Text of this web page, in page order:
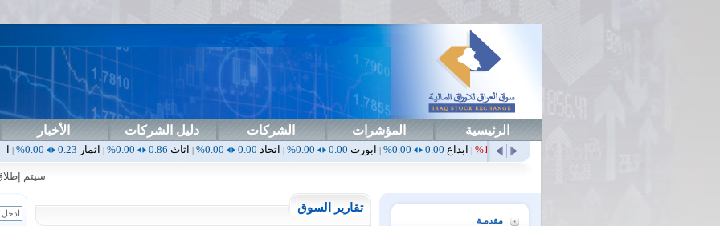
الرئيسية المؤشرات الشركات دليل الشركات الأخبار
ابداع 0.00
0.00%
|ابورت0.00
0.00%
|اتحاد 0.00%
|اثاث0.86
0.00%
|اثمار 0.00%
|ارامس2.30
سيتم إطلاق
مقدمـة
تقارير السوق